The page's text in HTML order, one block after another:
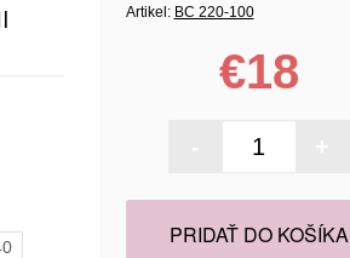
Artikel: BС 220-100
€18
PRIDAŤ DO KOŠÍKA